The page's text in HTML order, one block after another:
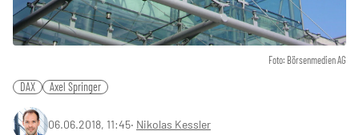
Foto: Börsenmedien AG
DAX Axel Springer
06.06.2018, 11:45‧ Nikolas Kessler